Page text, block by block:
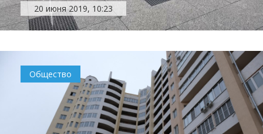
20 июня 2019, 10:23
Общество